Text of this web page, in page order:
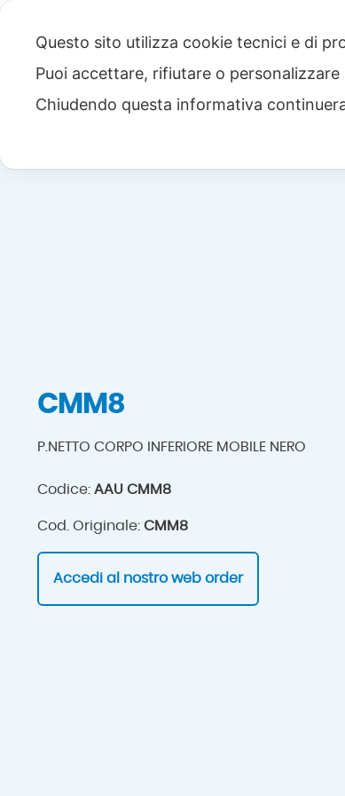
CMM8
P.NETTO CORPO INFERIORE MOBILE NERO
Codice: AAU CMM8
Cod. Originale: CMM8
Accedi al nostro web order
Questo sito utilizza cookie tecnici e di
Puoi accettare, rifiutare o
Chiudendo questa informativa